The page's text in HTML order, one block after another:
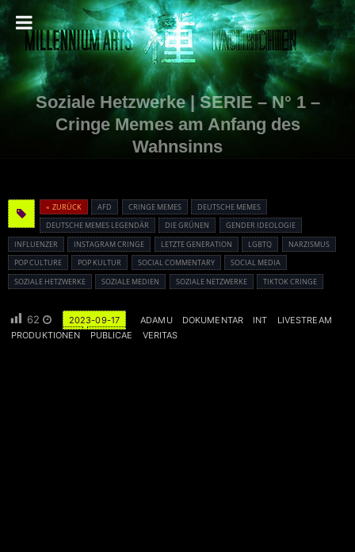
Soziale Hetzwerke | SERIE – N° 1 –
Cringe Memes am Anfang des
Wahnsinns
« ZURÜCK AFD CRINGE MEMES
DEUTSCHE MEMES
DEUTSCHE MEMES LEGENDÄR
DIE GRÜNEN
GENDER IDEOLOGIE
INFLUENZER
INSTAGRAM CRINGE LETZTE GENERATION LGBTQ
NARZISMUS
POP CULTURE
POP KULTUR SOCIAL COMMENTARY
SOCIAL MEDIA
SOZIALE HETZWERKE
SOZIALE MEDIEN SOZIALE NETZWERKE TIKTOK CRINGE
62 2023-09-17 ADAMU DOKUMENTAR INT
LIVESTREAM
PRODUKTIONEN
PUBLICAE VERITAS